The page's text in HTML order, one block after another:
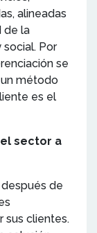
alineadas
de la
Por
se
método
es el
sector a
de
sus clientes.